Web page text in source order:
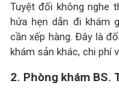
Tuyệt đối không nghe
hứa hẹn dẫn đi khám
cần xếp hàng. Đây là
khám sản khác, chi phí
2. Phòng khám BS.